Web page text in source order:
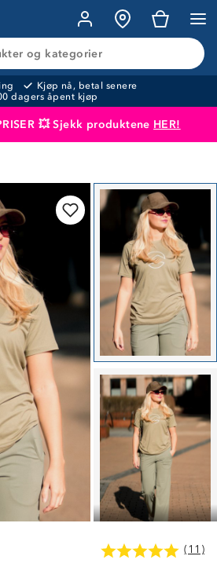
og kategorier
Kjøp nå, betal senere
dagers åpent kjøp
💥 Sjekk produktene HER!
lagt i handlekurven
LAVPRIS
(11)